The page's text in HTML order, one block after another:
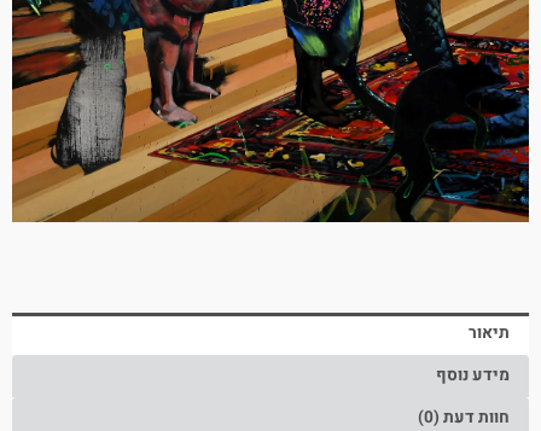
תיאור
מידע נוסף
חוות דעת (0)